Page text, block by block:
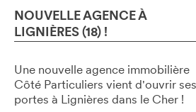
NOUVELLE AGENCE À
LIGNIÈRES (18) !
Une nouvelle agence immobilière
Côté Particuliers vient d'ouvrir ses
portes à Lignières dans le Cher !